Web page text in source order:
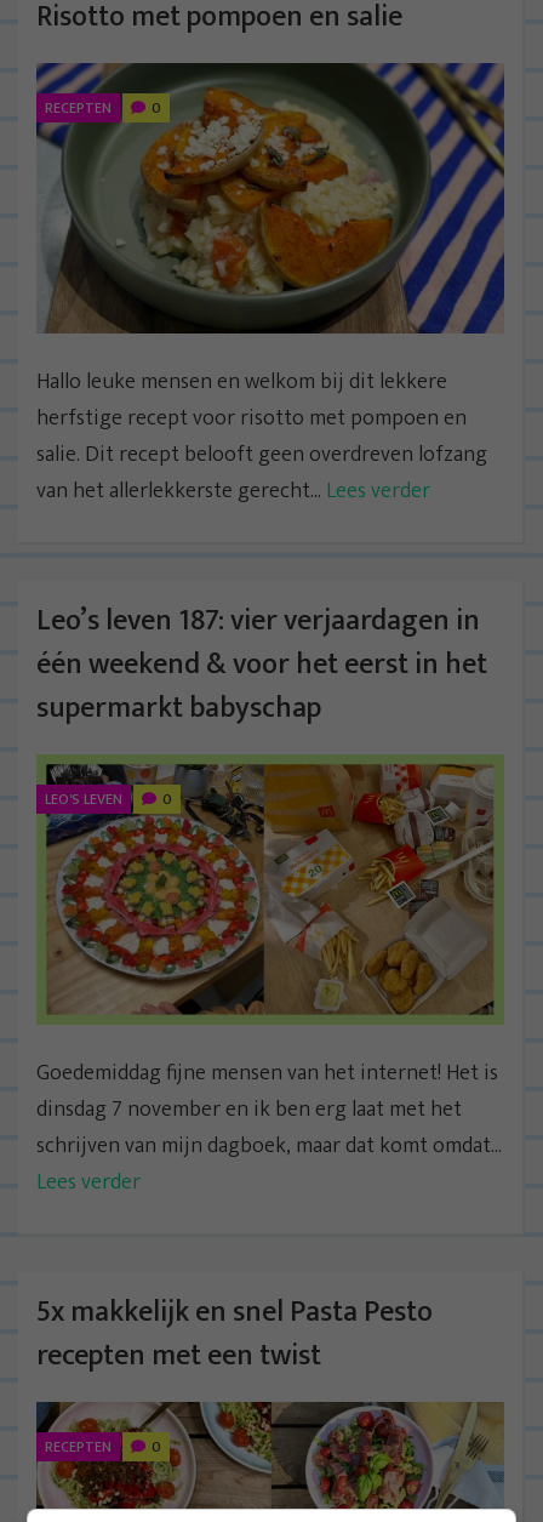
Risotto met pompoen en salie
RECEPTEN 0
Hallo leuke mensen en welkom bij dit lekkere
herfstige recept voor risotto met pompoen en
salie. Dit recept belooft geen overdreven lofzang
van het allerlekkerste gerecht... Lees verder
Leo’s leven 187: vier verjaardagen in
één weekend & voor het eerst in het
supermarkt babyschap
LEO'S LEVEN 0
Goedemiddag fijne mensen van het internet! Het is
dinsdag 7 november en ik ben erg laat met het
schrijven van mijn dagboek, maar dat komt omdat...
Lees verder
5x makkelijk en snel Pasta Pesto
recepten met een twist
RECEPTEN 0